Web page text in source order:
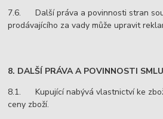
7.6. Další práva a povinnosti stran
prodávajícího za vady může upravit
8. DALŠÍ PRÁVA A POVINNOSTI
8.1. Kupující nabývá vlastnictví ke
ceny zboží.